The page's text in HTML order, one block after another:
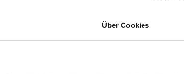
Über Cookies
ideal für Sie. Dieses Jeansgarn in bester
ideal für Möbelstoffe, schwere Gewebe, Planen,
Nähfadens entstehen belastbare und haltbare